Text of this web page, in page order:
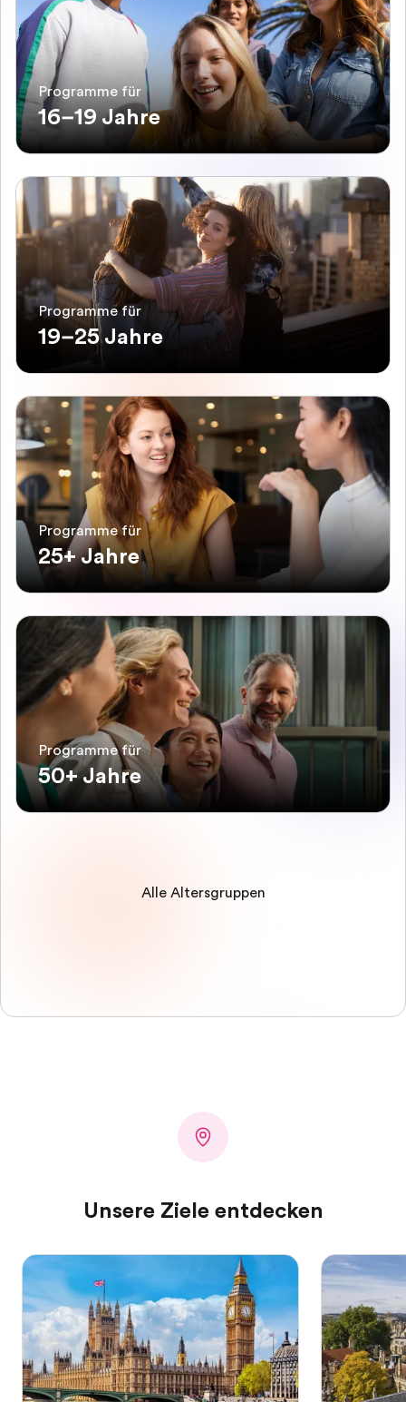
Programme für
16–19 Jahre
Programme für
19–25 Jahre
Programme für
25+ Jahre
Programme für
50+ Jahre
Alle Altersgruppen
Unsere Ziele entdecken